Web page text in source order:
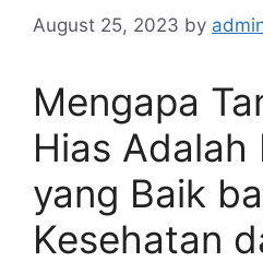
August 25, 2023 by
Mengapa
Hias Adalah
yang Baik
Kesehatan